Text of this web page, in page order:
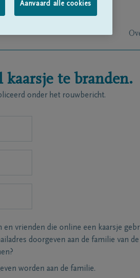
te branden.
onder het rouwbericht.
en vrienden die online een kaarsje
doorgeven aan de familie van
worden aan de familie.
Aanvaard alle cookies